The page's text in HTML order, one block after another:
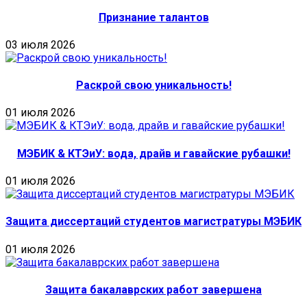
Признание талантов
03 июля 2026
Раскрой свою уникальность!
01 июля 2026
МЭБИК & КТЭиУ: вода, драйв и гавайские рубашки!
01 июля 2026
Защита диссертаций студентов магистратуры МЭБИК
01 июля 2026
Защита бакалаврских работ завершена